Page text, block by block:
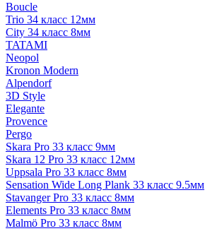
Boucle
Trio 34 класс 12мм
City 34 класс 8мм
TATAMI
Neopol
Kronon Modern
Alpendorf
3D Style
Elegante
Provence
Pergo
Skara Pro 33 класс 9мм
Skara 12 Pro 33 класс 12мм
Uppsala Pro 33 класс 8мм
Sensation Wide Long Plank 33 класс 9.5мм
Stavanger Pro 33 класс 8мм
Elements Pro 33 класс 8мм
Malmö Pro 33 класс 8мм